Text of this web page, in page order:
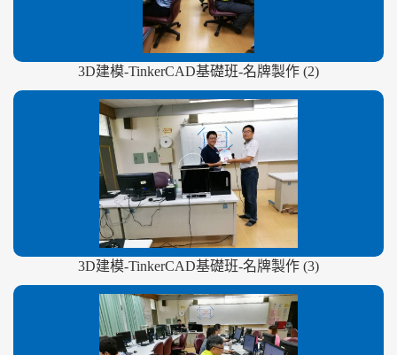
3D建模-TinkerCAD基礎班-名牌製作 (2)
3D建模-TinkerCAD基礎班-名牌製作 (3)